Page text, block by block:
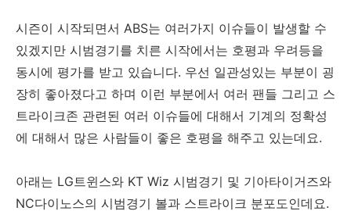
시즌이 시작되면서 ABS는 여러가지 이슈들이 발생할 수
있겠지만 시범경기를 치른 시작에서는 호평과 우려등을
동시에 평가를 받고 있습니다. 우선 일관성있는 부분이 굉
장히 좋아졌다고 하며 이런 부분에서 여러 팬들 그리고 스
트라이크존 관련된 여러 이슈들에 대해서 기계의 정확성
에 대해서 많은 사람들이 좋은 호평을 해주고 있는데요.
아래는 LG트윈스와 KT Wiz 시범경기 및 기아타이거즈와
NC다이노스의 시범경기 볼과 스트라이크 분포도인데요.